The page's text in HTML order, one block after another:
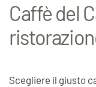
Caffè del
Scegliere il giusto